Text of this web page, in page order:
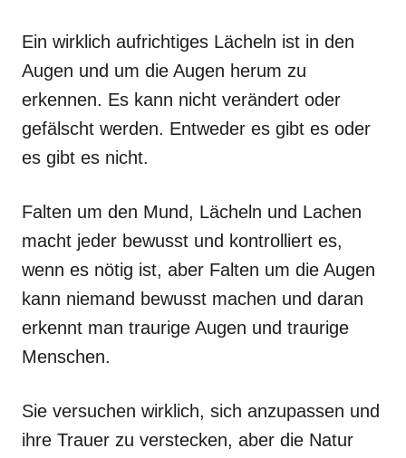
Ein wirklich aufrichtiges Lächeln ist in den
Augen und um die Augen herum zu
erkennen. Es kann nicht verändert oder
gefälscht werden. Entweder es gibt es oder
es gibt es nicht.
Falten um den Mund, Lächeln und Lachen
macht jeder bewusst und kontrolliert es,
wenn es nötig ist, aber Falten um die Augen
kann niemand bewusst machen und daran
erkennt man traurige Augen und traurige
Menschen.
Sie versuchen wirklich, sich anzupassen und
ihre Trauer zu verstecken, aber die Natur